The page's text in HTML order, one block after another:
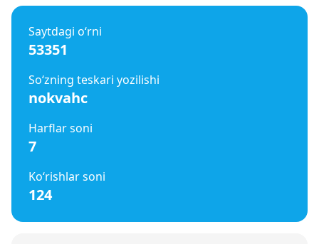
Saytdagi o‘rni
53351
So‘zning teskari yozilishi
nokvahc
Harflar soni
7
Ko‘rishlar soni
124